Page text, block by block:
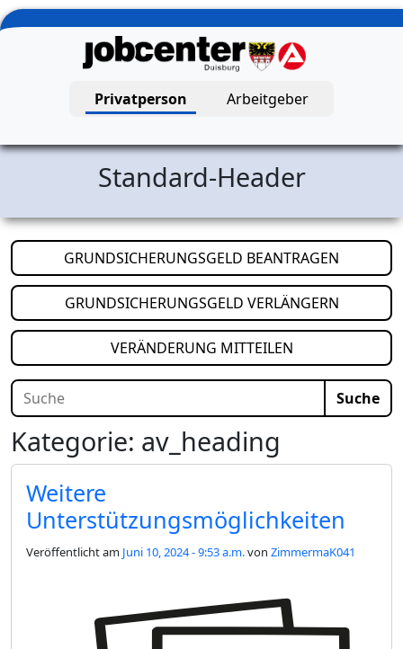
Zum Hauptinhalt springen
Jobcenter Duisburg – Startseite
Privatperson Arbeitgeber
Standard-Header
GRUNDSICHERUNGSGELD BEANTRAGEN
GRUNDSICHERUNGSGELD VERLÄNGERN(öffnet in
VERÄNDERUNG MITTEILEN(öffnet in
Suche Suche
Kategorie: av_heading
Weitere
Unterstützungsmöglichkeiten
Veröffentlicht am Juni 10, 2024 - 9:53 a.m.von ZimmermaK041